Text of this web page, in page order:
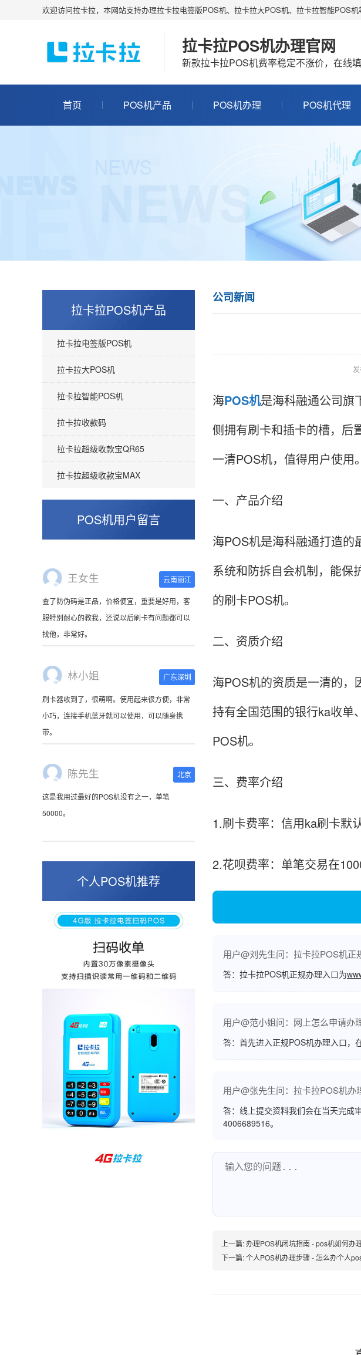
欢迎访问拉卡拉，本网站支持办理拉卡拉电签版POS机、拉卡拉大POS机、拉卡拉智能POS机
拉卡拉POS机办理官网
新款拉卡拉POS机费率稳定不涨价，在线
首页 POS机产品 POS机办理 POS机代理
拉卡拉POS机产品
拉卡拉电签版POS机
拉卡拉大POS机
拉卡拉智能POS机
拉卡拉收款码
拉卡拉超级收款宝QR65
拉卡拉超级收款宝MAX
POS机用户留言
王女生 云南丽江
查了防伪码是正品，价格便宜，重要是好用，客
服特别耐心的教我，还说以后刷卡有问题都可以
找他，非常好。
林小姐 广东深圳
刷卡器收到了，很萌啊。使用起来很方便，非常
小巧，连接手机蓝牙就可以使用，可以随身携
带。
陈先生 北京
这是我用过最好的POS机没有之一，单笔
50000。
好，但是可以接受。售后服务好整体比较满意。
周先生
孙女士
收到用了还可以，朋友推荐用的，她之前用了竟
然给提额了，希望我也能提呃，客服还和我说了
很多提额小技巧希望有用吧。
杨先生
个人POS机推荐
公司新闻
海POS机是海科融通公司旗
侧拥有刷卡和插卡的槽，后
一清POS机，值得用户使用。
一、产品介绍
海POS机是海科融通打造
系统和防拆自会机制，能保
的刷卡POS机。
二、资质介绍
海POS机的资质是一清的，
持有全国范围的银行ka收单
POS机。
三、费率介绍
1.刷卡费率：信用ka刷卡默
2.花呗费率：单笔交易在
用户@刘先生问：拉卡拉POS机正
答：拉卡拉POS机正规办理入口为
用户@范小姐问：网上怎么申请办
答：首先进入正规POS机办理入口，
用户@张先生问：拉卡拉POS机办
答：线上提交资料我们会在当天完成
4006689516。
上一篇:办理POS机闭坑指南 - pos机如何办
下一篇:个人POS机办理步骤 - 怎么办个人